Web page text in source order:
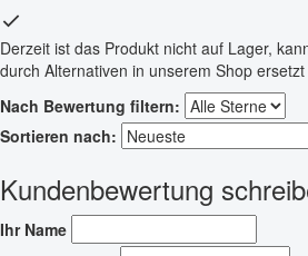
Derzeit ist das Produkt nicht auf Lager,
durch Alternativen in unserem Shop
Nach Bewertung filtern:
Sortieren nach:
Kundenbewertung
Ihr Name